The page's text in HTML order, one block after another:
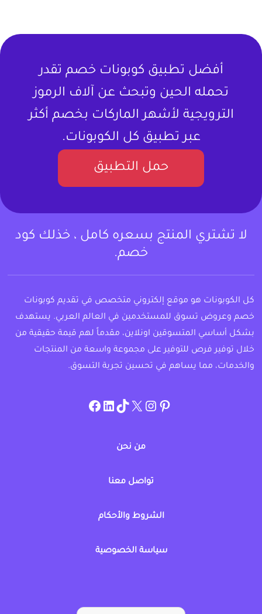
أفضل تطبيق كوبونات خصم تقدر
تحمله الحين وتبحث عن آلاف الرموز
الترويجية لأشهر الماركات بخصم أكثر
عبر تطبيق كل الكوبونات.
حمل التطبيق
لا تشتري المنتج بسعره كامل ، خذلك كود
خصم.
كل الكوبونات هو موقع إلكتروني متخصص في تقديم كوبونات
خصم وعروض تسوق للمستخدمين في العالم العربي. يستهدف
بشكل أساسي المتسوقين اونلاين، مقدماً لهم قيمة حقيقية من
خلال توفير فرص للتوفير على مجموعة واسعة من المنتجات
والخدمات، مما يساهم في تحسين تجربة التسوق.
pinterest
allcouponat
twitter
TikTok
linkedin
facebook
من نحن
تواصل معنا
الشروط والأحكام
سياسة الخصوصية